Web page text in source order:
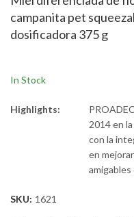
campanita pet
dosificadora 375 g
In Stock
Highlights:
2014 en
con la
en
SKU: 1621